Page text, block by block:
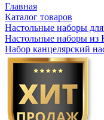
Главная
Каталог товаров
Настольные наборы
Настольные наборы
Набор канцелярский